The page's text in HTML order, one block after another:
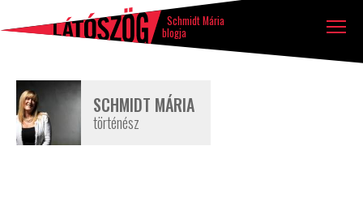
Látószög
blog Schmidt Mária
blogja
Tovább a tartalomhoz
Ugrás a lábléchez
SCHMIDT MÁRIA
történész